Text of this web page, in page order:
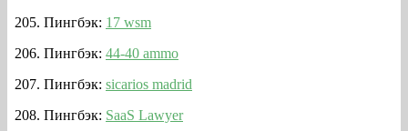
Пингбэк: 17 wsm
Пингбэк: 44-40 ammo
Пингбэк: sicarios madrid
Пингбэк: SaaS Lawyer